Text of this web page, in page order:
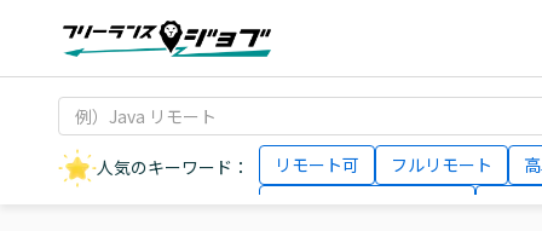
人気のキーワード： リモート可 フルリモート